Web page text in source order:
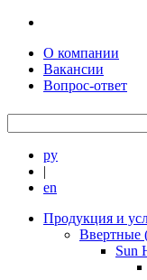
О компании
Вакансии
Вопрос-ответ
ру
|
en
Продукция и
Ввертные
Sun